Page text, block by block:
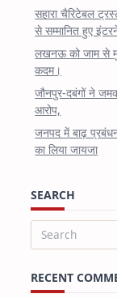
सहारा चैरिटेबल
से सम्मानित हुए
लखनऊ को जाम से
कदम।
जौनपुर-दबंगों ने
आरोप,
जनपद में बाढ़
का लिया जायजा
SEARCH
Search
RECENT